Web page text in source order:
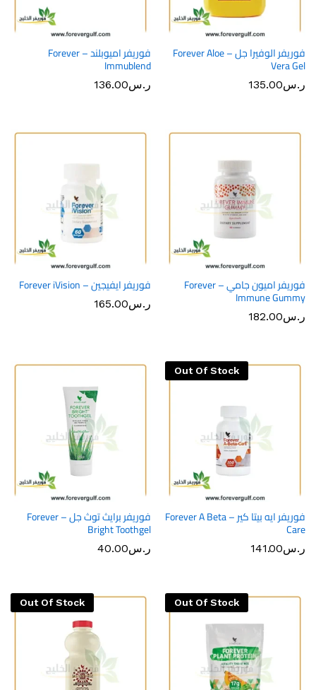
فوريفر الوفيرا جل – Forever Aloe
Vera Gel
ر.س135.00
فوريفر اميوبلند – Forever
Immublend
ر.س136.00
فوريفر اميون جامي – Forever
Immune Gummy
ر.س182.00
فوريفر ايفيجين – Forever iVision
ر.س165.00
Out Of Stock
فوريفر ايه بيتا كير – Forever A Beta
Care
ر.س141.00
فوريفر برايث توث جل – Forever
Bright Toothgel
ر.س40.00
Out Of Stock
Out Of Stock